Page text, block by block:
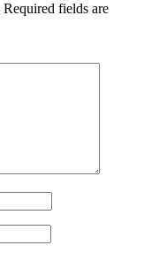
Required fields are